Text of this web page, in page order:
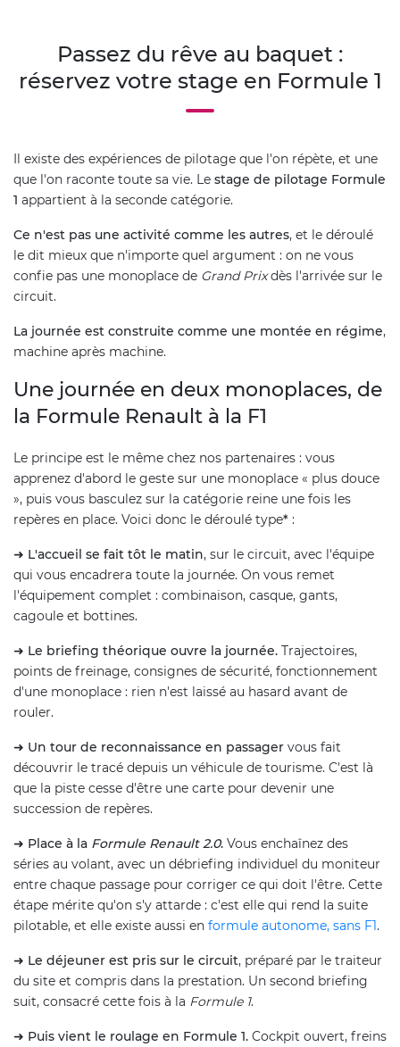
Passez du rêve au baquet :
réservez votre stage en Formule 1
Il existe des expériences de pilotage que l'on répète, et une
que l'on raconte toute sa vie. Le stage de pilotage Formule
1 appartient à la seconde catégorie.
Ce n'est pas une activité comme les autres, et le déroulé
le dit mieux que n'importe quel argument : on ne vous
confie pas une monoplace de Grand Prixdès l'arrivée sur le
circuit.
La journée est construite comme une montée en régime,
machine après machine.
Une journée en deux monoplaces, de
la Formule Renault à la F1
Le principe est le même chez nos partenaires : vous
apprenez d'abord le geste sur une monoplace « plus douce
», puis vous basculez sur la catégorie reine une fois les
repères en place. Voici donc le déroulé type* :
➜ L'accueil se fait tôt le matin, sur le circuit, avec l'équipe
qui vous encadrera toute la journée. On vous remet
l'équipement complet : combinaison, casque, gants,
cagoule et bottines.
➜ Le briefing théorique ouvre la journée. Trajectoires,
points de freinage, consignes de sécurité, fonctionnement
d'une monoplace : rien n'est laissé au hasard avant de
rouler.
➜ Un tour de reconnaissance en passager vous fait
découvrir le tracé depuis un véhicule de tourisme. C'est là
que la piste cesse d'être une carte pour devenir une
succession de repères.
➜ Place à la Formule Renault 2.0. Vous enchaînez des
séries au volant, avec un débriefing individuel du moniteur
entre chaque passage pour corriger ce qui doit l'être. Cette
étape mérite qu'on s'y attarde : c'est elle qui rend la suite
pilotable, et elle existe aussi en formule autonome, sans F1.
➜ Le déjeuner est pris sur le circuit, préparé par le traiteur
du site et compris dans la prestation. Un second briefing
suit, consacré cette fois à la Formule 1.
➜ Puis vient le roulage en Formule 1. Cockpit ouvert, freins